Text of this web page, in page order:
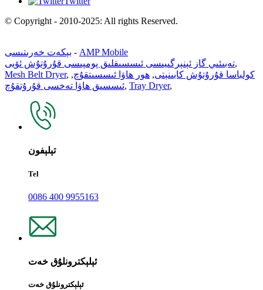
© Copyright - 2010-2025: All rights Reserved.
بېكەت خەرىتىسى - AMP Mobile
تەبىئىي گاز ئېنېرگىيىسى ئىسسىقلىق پومپىسى قۇرۇتۇش ئۆيى,
Mesh Belt Dryer, كولباسا قۇرۇتۇش كابىنېتى, ھور ھاۋا ئىسسىتقۇچ,
ئىسسىق ھاۋا تەخسى قۇرۇتقۇچ, Tray Dryer,
تېلېفون
Tel
0086 400 9955163
ئېلېكترونلۇق خەت
ئېلېكترونلۇق خەت